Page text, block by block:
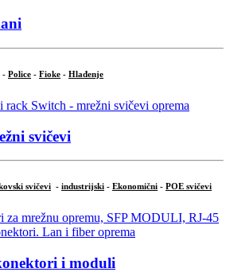
- Police - Fioke - Hlađenje
svičevi
svičevi - industrijski - Ekonomični - POE svičevi
i moduli